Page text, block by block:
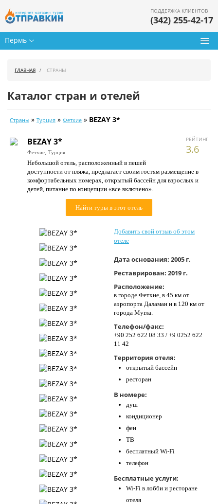
Пермь
ПОДДЕРЖКА КЛИЕНТОВ
(342) 255-42-17
Календарь туров
Цены дня
Страны
Как купить
Контакты
ГЛАВНАЯ СТРАНЫ
Каталог стран и отелей
Страны » Турция » Фетхие » BEZAY 3*
РЕЙТИНГ
3.6
BEZAY 3*
Фетхие, Турция
Небольшой отель, расположенный в пешей
доступности от пляжа, предлагает своим гостям размещение в
комфортабельных номерах, открытый бассейн для взрослых и
детей, питание по концепции «все включено».
Найти туры в этот отель
Добавить свой отзыв об этом
отеле
Дата основания: 2005 г.
Реставрирован: 2019 г.
Расположение:
в городе Фетхие, в 45 км от
аэропорта Даламан и в 120 км от
города Мугла.
Телефон/факс:
+90 252 622 08 33 / +9 0252 622
11 42
Территория отеля:
открытый бассейн
ресторан
В номере:
душ
кондиционер
фен
ТВ
бесплатный Wi-Fi
телефон
Бесплатные услуги:
Wi-Fi в лобби и ресторане
отеля